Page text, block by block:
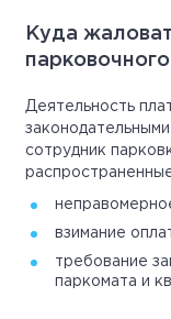
Куда
Деятельность
сотрудник
взимание
требование
паркомата и